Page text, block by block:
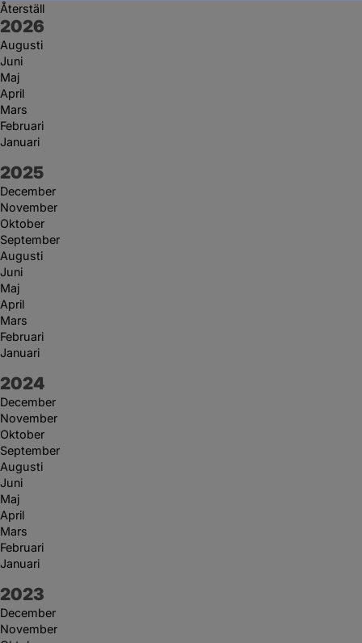
Återställ
År:
2026
Augusti
Juni
Maj
April
Mars
Februari
Januari
År:
2025
December
November
Oktober
September
Augusti
Juni
Maj
April
Mars
Februari
Januari
År:
2024
December
November
Oktober
September
Augusti
Juni
Maj
April
Mars
Februari
Januari
År:
2023
December
November